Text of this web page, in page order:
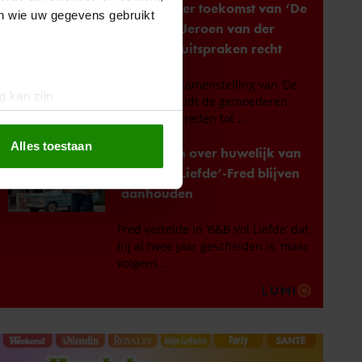
wie uw gegevens gebruikt
kan zijn
te bieden en om ons
partners voor social
die u aan ze heeft
met onze cookies als u
Alles toestaan